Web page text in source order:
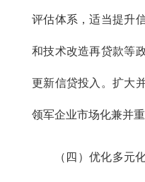
评估体系，适当提升
和技术改造再贷款等
更新信贷投入。扩大
领军企业市场化兼并重
（四）优化多元